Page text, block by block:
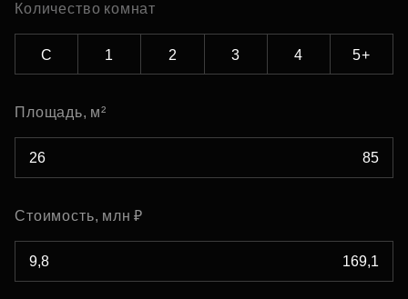
Количество комнат
С 1 2 3 4 5+
Площадь, м²
Стоимость, млн ₽